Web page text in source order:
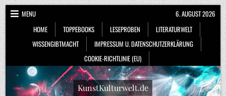
Skip
to
content
MENU
HOME
TOPPEBOOKS LESEPROBEN
LITERATURWELT
WISSENGIBTMACHT
IMPRESSUM U. DATENSCHUTZERKLÄRUNG
COOKIE-RICHTLINIE (EU)
6. AUGUST 2026
KunstKulturwelt.de